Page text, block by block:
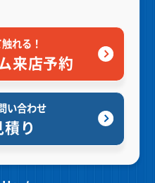
れる！
来店予約
い合わせ
り